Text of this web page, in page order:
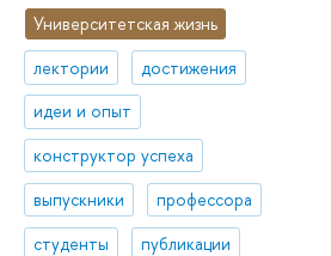
Университетская жизнь
лектории
достижения
идеи и опыт
конструктор успеха
выпускники
профессора
студенты
публикации